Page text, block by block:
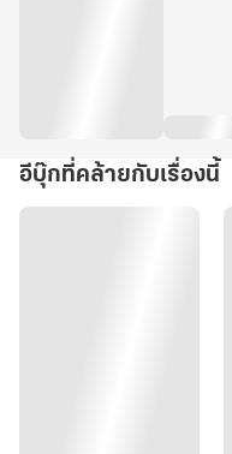
อีบุ๊กที่คล้ายกับเรื่องนี้